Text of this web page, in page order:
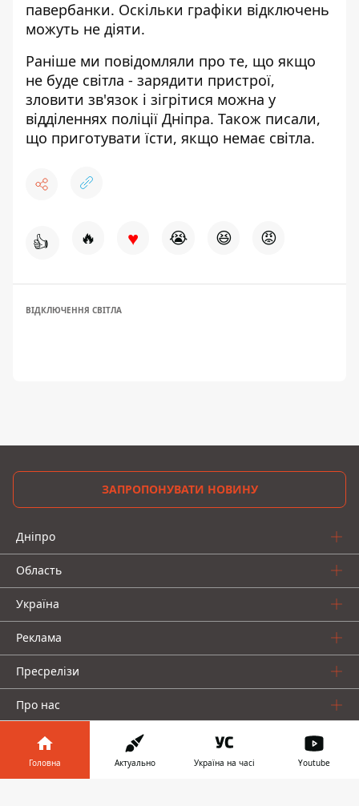
павербанки. Оскільки графіки відключень
можуть не діяти.
Раніше ми повідомляли про те, що якщо
не буде світла - зарядити пристрої,
зловити зв'язок і зігрітися можна у
відділеннях поліції Дніпра. Також писали,
що приготувати їсти, якщо немає світла.
👍 🔥 ♥ 😭 😆 😡
ВІДКЛЮЧЕННЯ СВІТЛА
ЗАПРОПОНУВАТИ НОВИНУ
Дніпро
Область
Україна
Реклама
Пресрелізи
Про нас
Головна Актуально Україна на часі Youtube